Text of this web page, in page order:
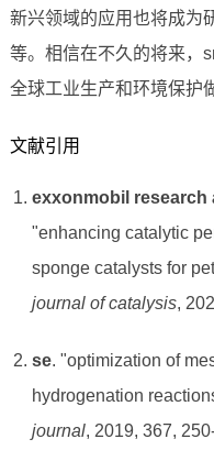
新兴领域的应用也将成为
等。相信在不久的将来，
全球工业生产和环境保护
文献引用
exxonmobil research
"enhancing catalytic
sponge catalysts for
journal of catalysis,
se. "optimization of
hydrogenation
journal, 2019, 367,